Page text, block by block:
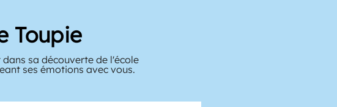
Toupie
sa découverte de l'école
ses émotions avec vous.